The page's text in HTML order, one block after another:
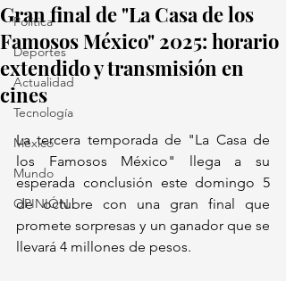
Política
Deportes
Actualidad
Tecnología
México
Mundo
OPINIÓN
Gran final de "La Casa de los
Famosos México" 2025: horario
extendido y transmisión en
cines
La tercera temporada de "La Casa de
los Famosos México" llega a su
esperada conclusión este domingo 5
de octubre con una gran final que
promete sorpresas y un ganador que se
llevará 4 millones de pesos.